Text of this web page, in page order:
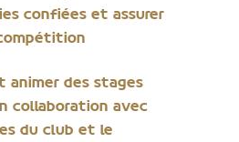
confiées et assurer
animer des stages
collaboration avec
du club et le